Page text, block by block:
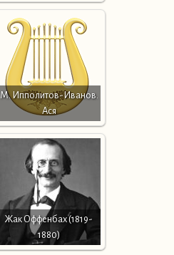
М. Ипполитов-Иванов.
Ася
Жак Оффенбах (1819-
1880)